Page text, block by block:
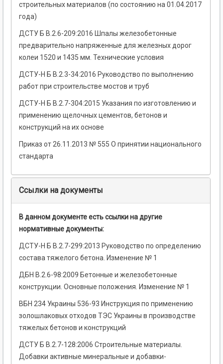
строительных материалов (по состоянию на 01.04.2017
года)
ДСТУ Б В.2.6-209:2016 Шпалы железобетонные
предварительно напряженные для железных дорог
колеи 1520 и 1435 мм. Технические условия
ДСТУ-Н Б В.2.3-34:2016 Руководство по выполнению
работ при строительстве мостов и труб
ДСТУ-Н Б В.2.7-304:2015 Указания по изготовлению и
применению щелочных цементов, бетонов и
конструкций на их основе
Приказ от 26.11.2013 № 555 О принятии национального
стандарта
Ссылки на документы
В данном документе есть ссылки на другие
нормативные документы:
ДСТУ-Н Б В.2.7-299:2013 Руководство по определению
состава тяжелого бетона. Изменение № 1
ДБН В.2.6-98:2009 Бетонные и железобетонные
конструкции. Основные положения. Изменение № 1
ВБН 234 Украины 536-93 Инструкция по применению
золошлаковых отходов ТЭС Украины в производстве
тяжелых бетонов и конструкций
ДСТУ Б В.2.7-128:2006 Строительные материалы.
Добавки активные минеральные и добавки-